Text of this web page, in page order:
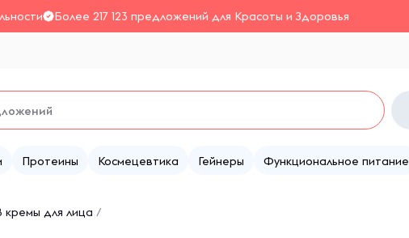
Более 217 123 предложений для Красоты и Здоровья
Протеины Космецевтика Гейнеры Функциональное питание
кремы для лица /